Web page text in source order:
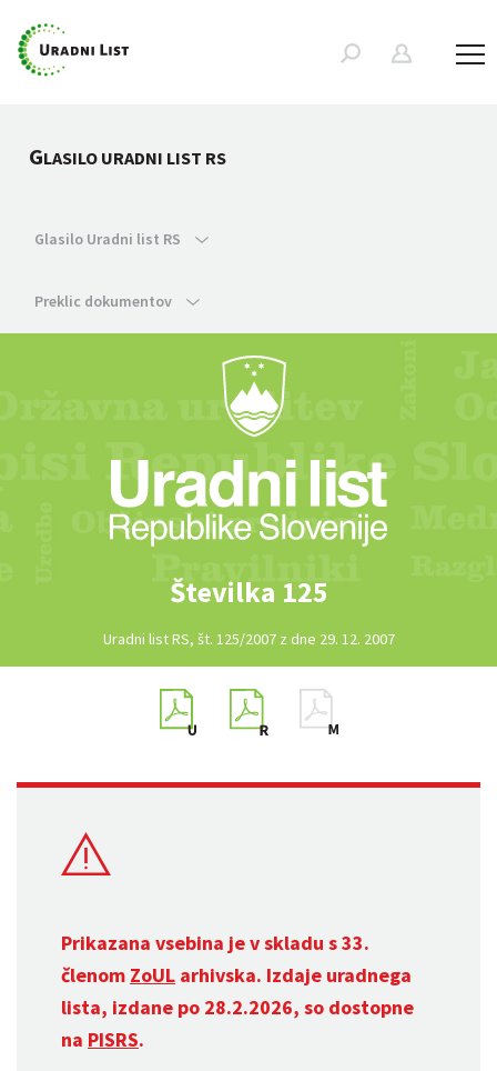
GLASILO URADNI LIST RS
Glasilo Uradni list RS
Preklic dokumentov
Številka 125
Uradni list RS, št. 125/2007 z dne 29. 12. 2007
Prikazana vsebina je v skladu s 33.
členom ZoUL arhivska. Izdaje uradnega
lista, izdane po 28.2.2026, so dostopne
na PISRS.